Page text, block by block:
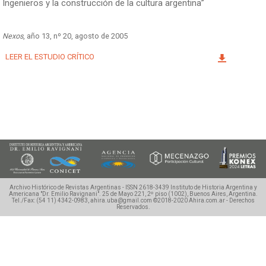
Facebook
Instagram
Twitter
Mail
Ingenieros y la construcción de la cultura argentina”
Nexos, año 13, nº 20, agosto de 2005
LEER EL ESTUDIO CRÍTICO
Archivo Histórico de Revistas Argentinas - ISSN 2618-3439
Instituto de Historia Argentina y
Americana "Dr. Emilio Ravignani". 25 de Mayo 221, 2º piso (1002), Buenos Aires, Argentina.
Tel./Fax: (54 11) 4342-0983, ahira.uba@gmail.com ©2018-2020 Ahira.com.ar - Derechos
Reservados.